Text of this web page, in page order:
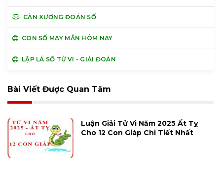
CÂN XƯƠNG ĐOÁN SỐ
CON SỐ MAY MẮN HÔM NAY
LẬP LÁ SỐ TỬ VI - GIẢI ĐOÁN
Bài Viết Được Quan Tâm
Luận Giải Tử Vi Năm 2025 Ất Tỵ
Cho 12 Con Giáp Chi Tiết Nhất